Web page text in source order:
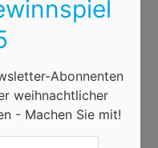
Abonnenten
weihnachtlicher
- Machen Sie mit!